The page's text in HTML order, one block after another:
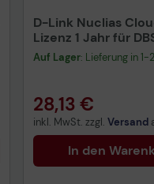
D-Link Nuclias
Lizenz 1 Jahr für
Auf Lager: Lieferung in
28,13 €
inkl. MwSt. zzgl. Versand
In den